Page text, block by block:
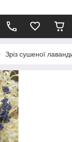
Зріз сушеної